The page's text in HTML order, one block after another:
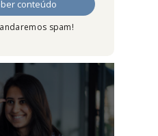
spam!